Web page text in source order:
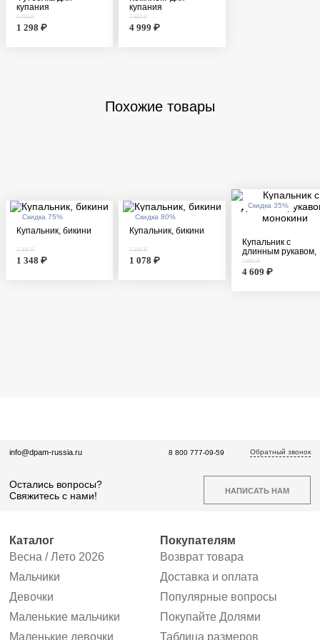
купания
6 490 ₽
1 298 ₽
купания
(футболка+плавки)
7 690 ₽
4 999 ₽
Похожие товары
Скидка 75%
Купальник, бикини
5 390 ₽
1 348 ₽
Скидка 80%
Купальник, бикини
5 390 ₽
1 078 ₽
Скидка 35%
Купальник с
длинным рукавом,
монокини
7 090 ₽
4 609 ₽
info@dpam-russia.ru
Остались вопросы?
Свяжитесь с нами!
НАПИСАТЬ НАМ
8 800 777-09-59 Обратный звонок
Каталог
Весна / Лето 2026
Мальчики
Девочки
Маленькие мальчики
Маленькие девочки
Покупателям
Возврат товара
Доставка и оплата
Популярные вопросы
Покупайте Долями
Таблица размеров